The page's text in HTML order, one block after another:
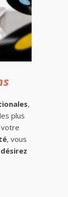
,
plus
votre
, vous